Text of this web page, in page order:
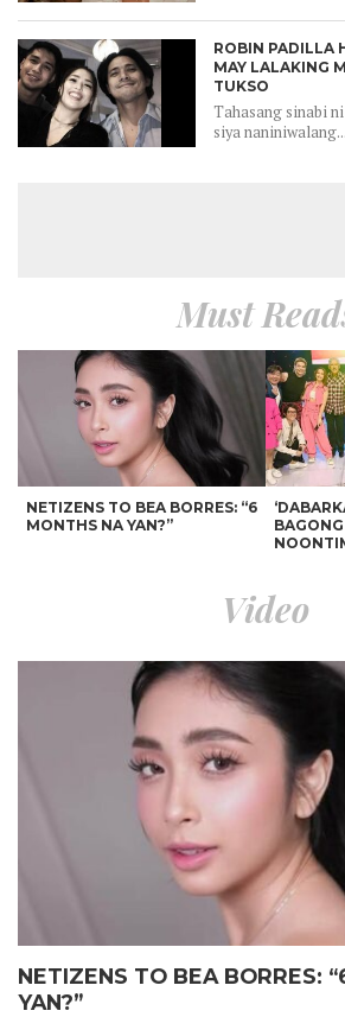
ROBIN PADILLA
MAY LALAKING
TUKSO
Tahasang sinabi
siya naniniwalang...
Must
NETIZENS TO BEA BORRES: “6
MONTHS NA YAN?”
ELIAS MAY FATHER’S DAY
GIFT KAY JOHN LLOYD CRUZ
SA ISANG EMOSYONAL NA
JOHN
BA?
Video
NETIZENS TO BEA BORRES:
YAN?”